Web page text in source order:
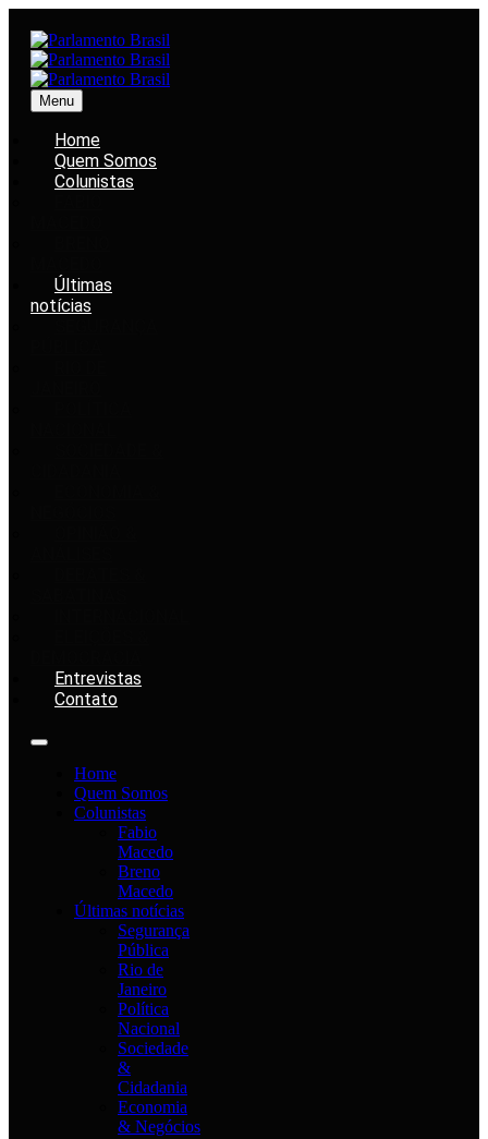
Menu
Home
Quem Somos
Colunistas
Últimas
notícias
Entrevistas
Contato
Home
Quem Somos
Colunistas
Fabio
Macedo
Breno
Macedo
Últimas notícias
Segurança
Pública
Rio de
Janeiro
Política
Nacional
Sociedade
&
Cidadania
Economia
& Negócios